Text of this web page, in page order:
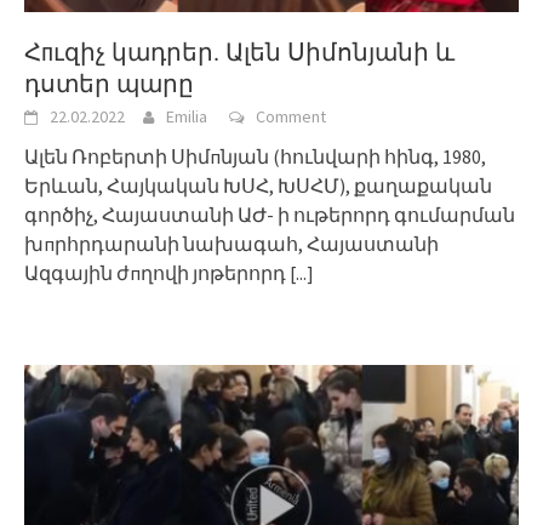
Հпւզիչ կադրեր. Ալեն Սիմոնյանի և
դստեր պարը
22.02.2022 Emilia Comment
Ալեն Ռոբերտի Սիմпնյան (հունվարի հինգ, 1980,
Երևան, Հայկական ԽՍՀ, ԽՍՀՄ), քաղաքական
գործիչ, Հայաստանի ԱԺ- ի ութերորդ գումարման
խпրհրդարանի նախագահ, Հայաստանի
Ազգային ժпղովի յոթերորդ [...]